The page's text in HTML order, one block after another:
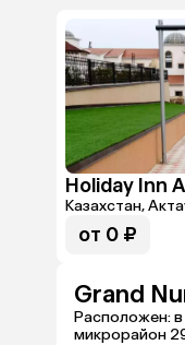
Holiday Inn
Казахстан,
от 0 ₽
Grand
Расположен:
микрорайон